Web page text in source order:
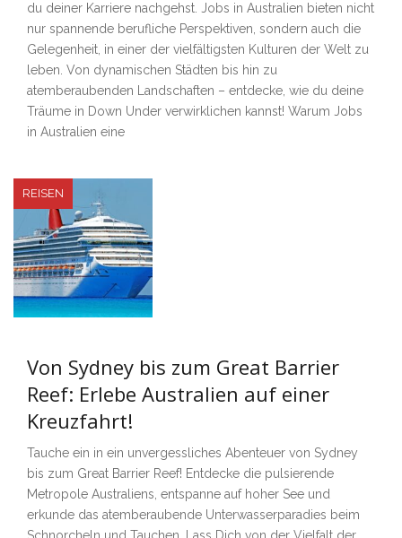
du deiner Karriere nachgehst. Jobs in Australien bieten nicht
nur spannende berufliche Perspektiven, sondern auch die
Gelegenheit, in einer der vielfältigsten Kulturen der Welt zu
leben. Von dynamischen Städten bis hin zu
atemberaubenden Landschaften – entdecke, wie du deine
Träume in Down Under verwirklichen kannst! Warum Jobs
in Australien eine
REISEN
Von Sydney bis zum Great Barrier
Reef: Erlebe Australien auf einer
Kreuzfahrt!
Tauche ein in ein unvergessliches Abenteuer von Sydney
bis zum Great Barrier Reef! Entdecke die pulsierende
Metropole Australiens, entspanne auf hoher See und
erkunde das atemberaubende Unterwasserparadies beim